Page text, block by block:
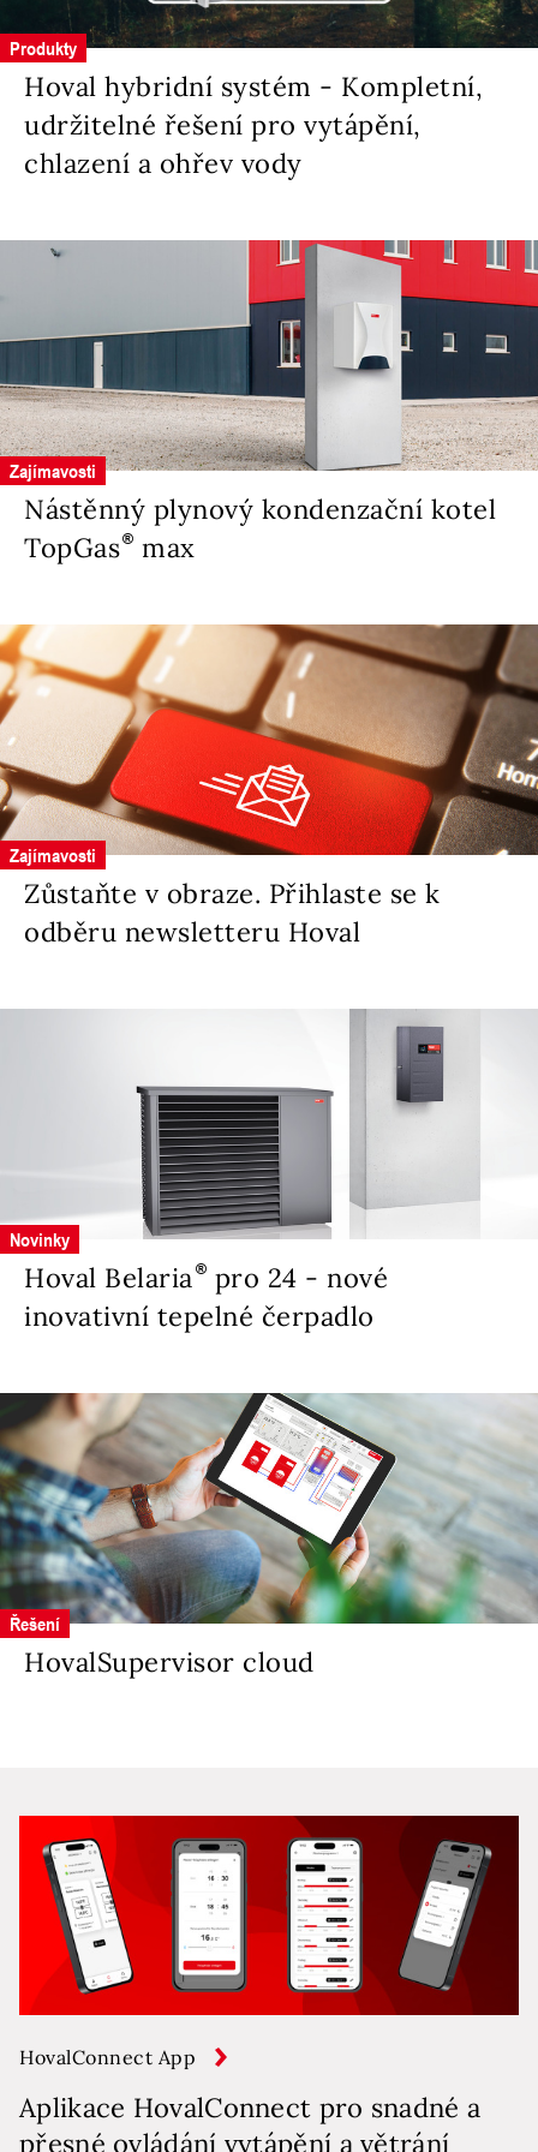
Produkty
Hoval hybridní systém - Kompletní,
udržitelné řešení pro vytápění,
chlazení a ohřev vody
Zajímavosti
Nástěnný plynový kondenzační kotel
TopGas
max
Zajímavosti
Zůstaňte v obraze. Přihlaste se k
odběru newsletteru Hoval
Novinky
Hoval Belaria
pro 24 - nové
inovativní tepelné čerpadlo
Řešení
HovalSupervisor cloud
HovalConnect App
Aplikace HovalConnect pro snadné a
přesné ovládání vytápění a větrání